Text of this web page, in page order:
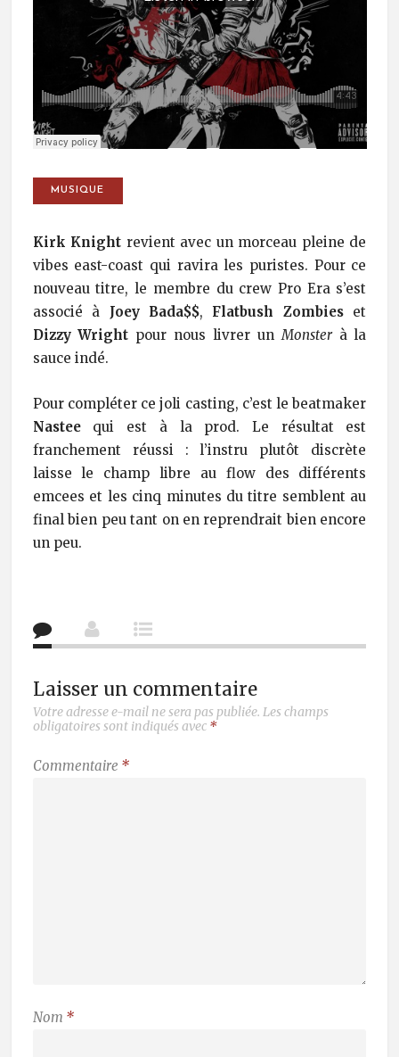
MUSIQUE
Kirk Knight revient avec un morceau pleine de
vibes east-coast qui ravira les puristes. Pour ce
nouveau titre, le membre du crew Pro Era s’est
associé à Joey Bada$$, Flatbush Zombieset
Dizzy Wright pour nous livrer unMonsterà la
sauce indé.
Pour compléter ce joli casting, c’est le beatmaker
Nasteequi est à la prod. Le résultat est
franchement réussi : l’instru plutôt discrète
laisse le champ libre au flow des différents
emcees et les cinq minutes du titre semblent au
final bien peu tant on en reprendrait bien encore
un peu.
Laisser un commentaire
Votre adresse e-mail ne sera pas publiée. Les champs
obligatoires sont indiqués avec *
Commentaire *
Nom *